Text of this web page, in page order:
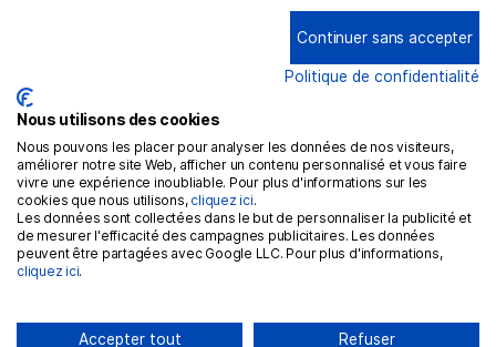
Conditions générales d'utilisation
Mention légales
Politique de confidentialité
Politique de cookies
RGPD
Continuer sans accepter
Politique de confidentialité
Nous utilisons des cookies
Nous pouvons les placer pour analyser les données de nos visiteurs,
améliorer notre site Web, afficher un contenu personnalisé et vous faire
vivre une expérience inoubliable. Pour plus d'informations sur les
cookies que nous utilisons, cliquez ici.
Les données sont collectées dans le but de personnaliser la publicité et
de mesurer l'efficacité des campagnes publicitaires. Les données
peuvent être partagées avec Google LLC. Pour plus d'informations,
cliquez ici.
Accepter tout Refuser